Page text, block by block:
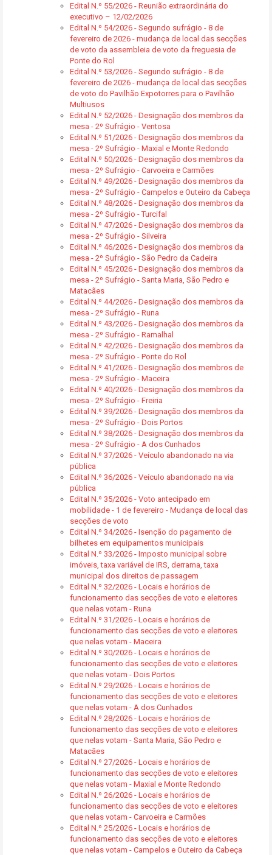
Edital N.º 55/2026 - Reunião extraordinária do
executivo – 12/02/2026
Edital N.º 54/2026 - Segundo sufrágio - 8 de
fevereiro de 2026 - mudança de local das secções
de voto da assembleia de voto da freguesia de
Ponte do Rol
Edital N.º 53/2026 - Segundo sufrágio - 8 de
fevereiro de 2026 - mudança de local das secções
de voto do Pavilhão Expotorres para o Pavilhão
Multiusos
Edital N.º 52/2026 - Designação dos membros da
mesa - 2º Sufrágio - Ventosa
Edital N.º 51/2026 - Designação dos membros da
mesa - 2º Sufrágio - Maxial e Monte Redondo
Edital N.º 50/2026 - Designação dos membros da
mesa - 2º Sufrágio - Carvoeira e Carmões
Edital N.º 49/2026 - Designação dos membros da
mesa - 2º Sufrágio - Campelos e Outeiro da Cabeça
Edital N.º 48/2026 - Designação dos membros da
mesa - 2º Sufrágio - Turcifal
Edital N.º 47/2026 - Designação dos membros da
mesa - 2º Sufrágio - Silveira
Edital N.º 46/2026 - Designação dos membros da
mesa - 2º Sufrágio - São Pedro da Cadeira
Edital N.º 45/2026 - Designação dos membros da
mesa - 2º Sufrágio - Santa Maria, São Pedro e
Matacães
Edital N.º 44/2026 - Designação dos membros da
mesa - 2º Sufrágio - Runa
Edital N.º 43/2026 - Designação dos membros da
mesa - 2º Sufrágio - Ramalhal
Edital N.º 42/2026 - Designação dos membros da
mesa - 2º Sufrágio - Ponte do Rol
Edital N.º 41/2026 - Designação dos membros de
mesa - 2º Sufrágio - Maceira
Edital N.º 40/2026 - Designação dos membros da
mesa - 2º Sufrágio - Freiria
Edital N.º 39/2026 - Designação dos membros da
mesa - 2º Sufrágio - Dois Portos
Edital N.º 38/2026 - Designação dos membros da
mesa - 2º Sufrágio - A dos Cunhados
Edital N.º 37/2026 - Veículo abandonado na via
pública
Edital N.º 36/2026 - Veículo abandonado na via
pública
Edital N.º 35/2026 - Voto antecipado em
mobilidade - 1 de fevereiro - Mudança de local das
secções de voto
Edital N.º 34/2026 - Isenção do pagamento de
bilhetes em equipamentos municipais
Edital N.º 33/2026 - Imposto municipal sobre
imóveis, taxa variável de IRS, derrama, taxa
municipal dos direitos de passagem
Edital N.º 32/2026 - Locais e horários de
funcionamento das secções de voto e eleitores
que nelas votam - Runa
Edital N.º 31/2026 - Locais e horários de
funcionamento das secções de voto e eleitores
que nelas votam - Maceira
Edital N.º 30/2026 - Locais e horários de
funcionamento das secções de voto e eleitores
que nelas votam - Dois Portos
Edital N.º 29/2026 - Locais e horários de
funcionamento das secções de voto e eleitores
que nelas votam - A dos Cunhados
Edital N.º 28/2026 - Locais e horários de
funcionamento das secções de voto e eleitores
que nelas votam - Santa Maria, São Pedro e
Matacães
Edital N.º 27/2026 - Locais e horários de
funcionamento das secções de voto e eleitores
que nelas votam - Maxial e Monte Redondo
Edital N.º 26/2026 - Locais e horários de
funcionamento das secções de voto e eleitores
que nelas votam - Carvoeira e Carmões
Edital N.º 25/2026 - Locais e horários de
funcionamento das secções de voto e eleitores
que nelas votam - Campelos e Outeiro da Cabeça